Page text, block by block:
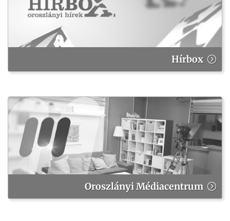
Hírbox
Oroszlányi Médiacentrum